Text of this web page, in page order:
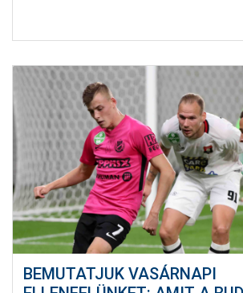
BEMUTATJUK VASÁRNAPI